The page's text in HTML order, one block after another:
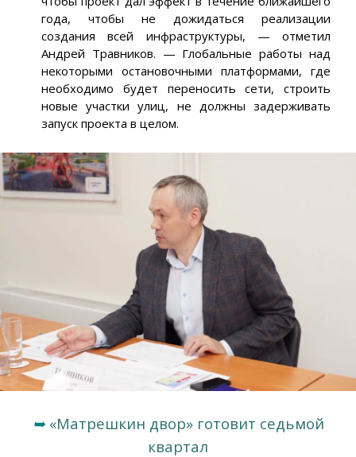
года, чтобы не дожидаться реализации
создания всей инфраструктуры, — отметил
Андрей Травников. — Глобальные работы над
некоторыми остановочными платформами, где
необходимо будет переносить сети, строить
новые участки улиц, не должны задерживать
запуск проекта в целом.
➥ «Матрешкин двор» готовит седьмой
квартал